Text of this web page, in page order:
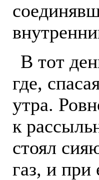
В тот
где,
утра.
к
стоял
газ, и при